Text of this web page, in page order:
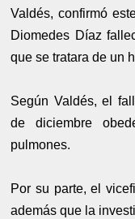
Valdés, confirmó
Diomedes Díaz
que se tratara de un
Según Valdés, el
de diciembre
pulmones.
Por su parte, el
además que la